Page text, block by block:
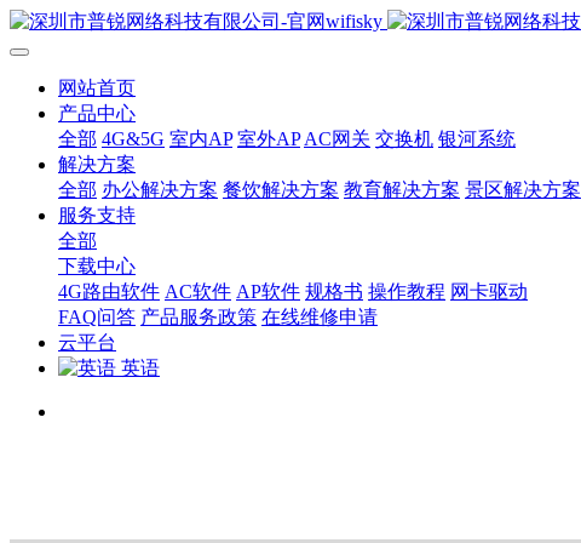
网站首页
产品中心
全部 4G&5G 室内AP 室外AP AC网关 交换机 银河系统
解决方案
全部 办公解决方案 餐饮解决方案 教育解决方案 景区解决方案
服务支持
全部
下载中心
4G路由软件 AC软件 AP软件 规格书 操作教程 网卡驱动
FAQ问答 产品服务政策 在线维修申请
云平台
英语